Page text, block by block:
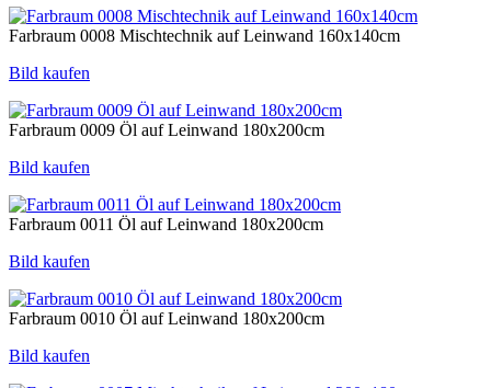
Farbraum 0008 Mischtechnik auf Leinwand 160x140cm
Bild kaufen
Farbraum 0009 Öl auf Leinwand 180x200cm
Bild kaufen
Farbraum 0011 Öl auf Leinwand 180x200cm
Bild kaufen
Farbraum 0010 Öl auf Leinwand 180x200cm
Bild kaufen